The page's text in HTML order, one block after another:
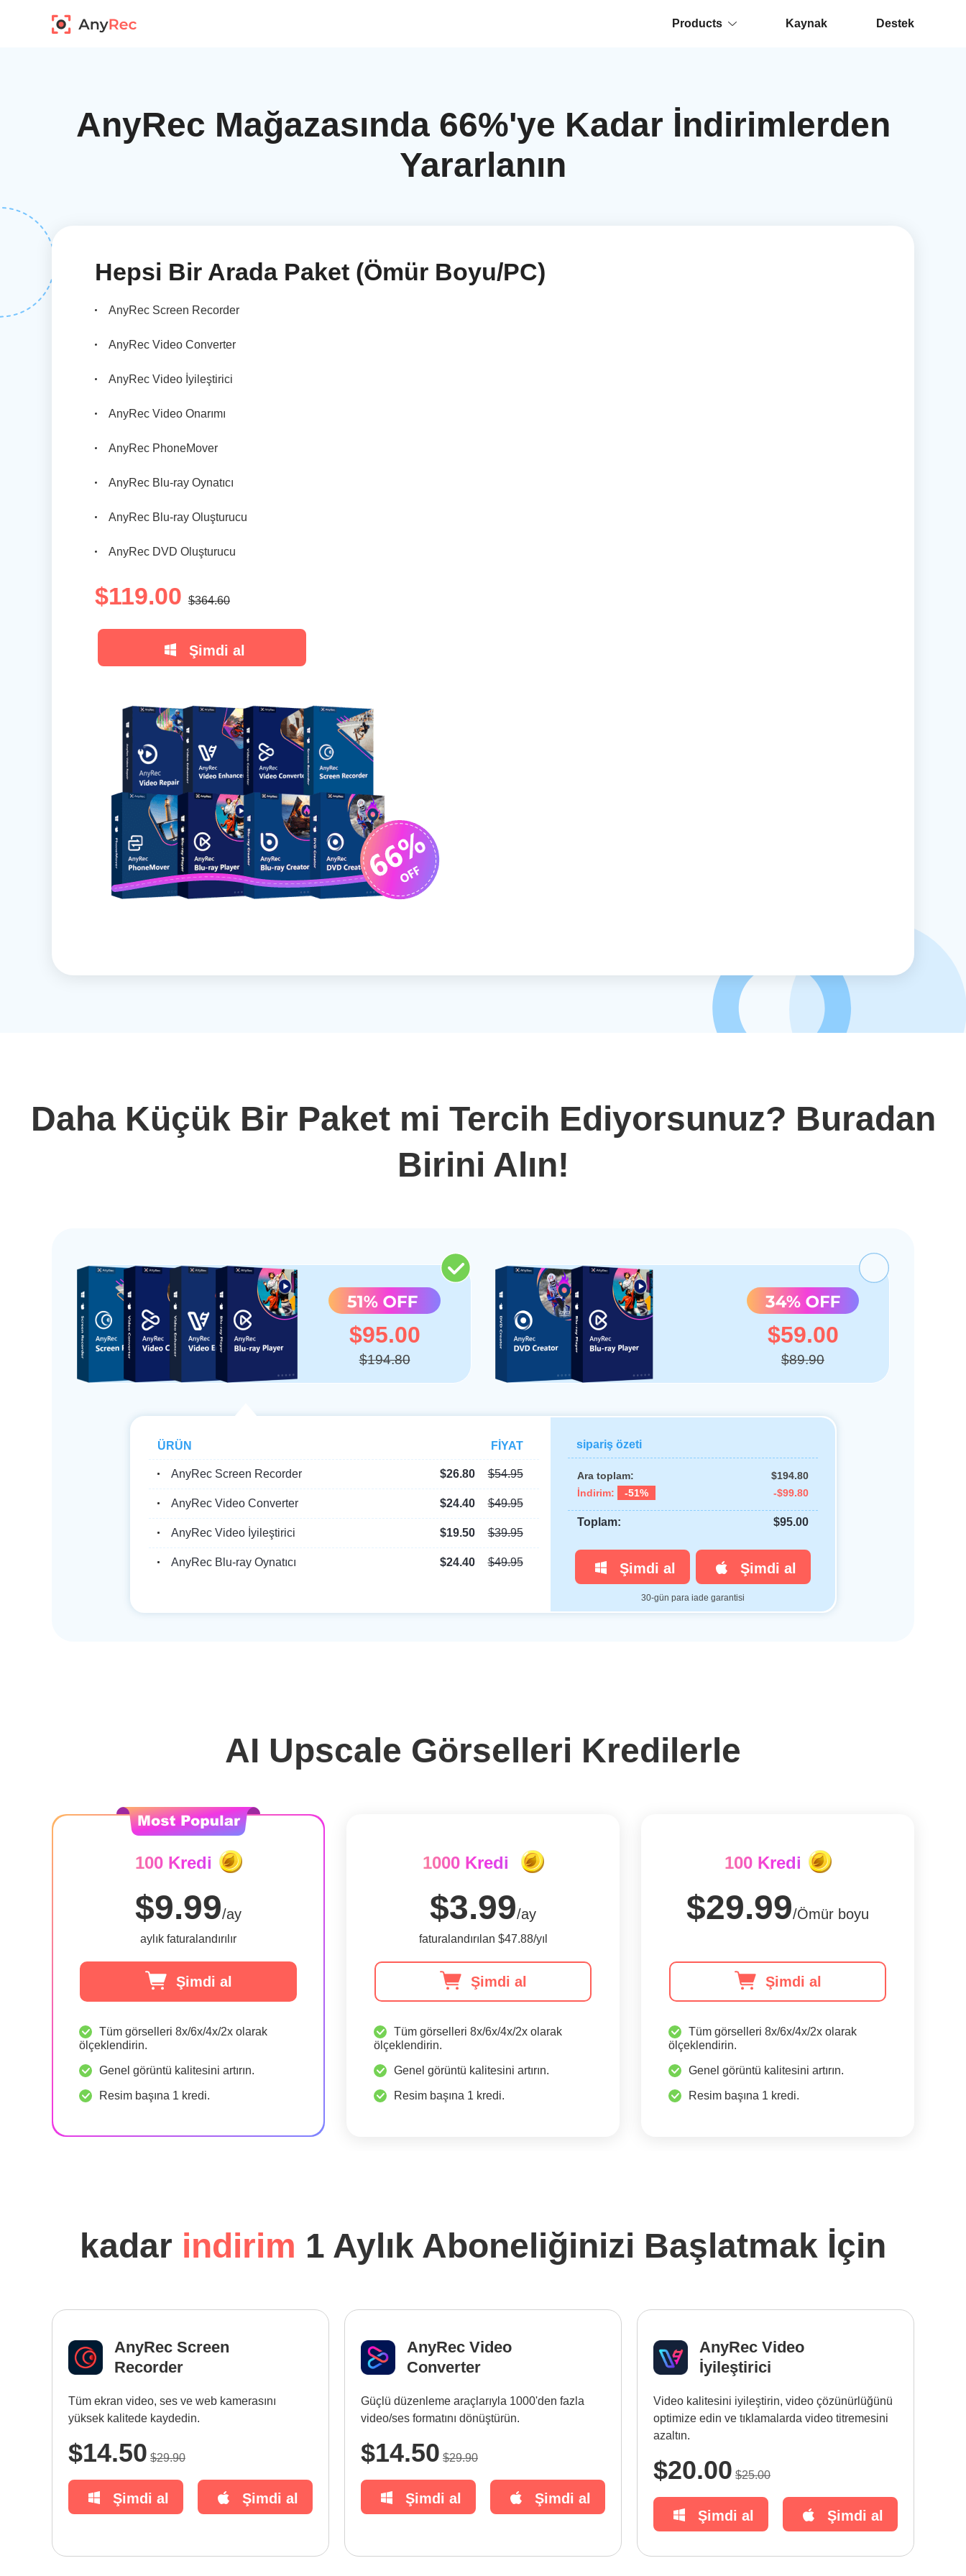
Products Kaynak Destek
AnyRec Mağazasında 66%'ye Kadar İndirimlerden
Yararlanın
Hepsi Bir Arada Paket (Ömür Boyu/PC)
AnyRec Screen Recorder
AnyRec Video Converter
AnyRec Video İyileştirici
AnyRec Video Onarımı
AnyRec PhoneMover
AnyRec Blu-ray Oynatıcı
AnyRec Blu-ray Oluşturucu
AnyRec DVD Oluşturucu
$119.00 $364.60
Şimdi al
Daha Küçük Bir Paket mi Tercih Ediyorsunuz? Buradan
Birini Alın!
$95.00
$194.80
$59.00
$89.90
ÜRÜN FİYAT
AnyRec Screen Recorder $26.80 $54.95
AnyRec Video Converter $24.40 $49.95
AnyRec Video İyileştirici $19.50 $39.95
AnyRec Blu-ray Oynatıcı $24.40 $49.95
sipariş özeti
Ara toplam:
$194.80
İndirim:
-51% -$99.80
Toplam: $95.00
Şimdi al Şimdi al
30-gün para iade garantisi
AI Upscale Görselleri Kredilerle
100 Kredi
$9.99/ay
aylık faturalandırılır
Şimdi al
Tüm görselleri 8x/6x/4x/2x olarak
ölçeklendirin.
Genel görüntü kalitesini artırın.
Resim başına 1 kredi.
1000 Kredi
$3.99/ay
faturalandırılan $47.88/yıl
Şimdi al
Tüm görselleri 8x/6x/4x/2x olarak
ölçeklendirin.
Genel görüntü kalitesini artırın.
Resim başına 1 kredi.
100 Kredi
$29.99/Ömür boyu
Şimdi al
Tüm görselleri 8x/6x/4x/2x olarak
ölçeklendirin.
Genel görüntü kalitesini artırın.
Resim başına 1 kredi.
kadar indirim 1 Aylık Aboneliğinizi Başlatmak İçin
AnyRec Screen
Recorder
Tüm ekran video, ses ve web kamerasını
yüksek kalitede kaydedin.
$14.50 $29.90
Şimdi al Şimdi al
AnyRec Video
Converter
Güçlü düzenleme araçlarıyla 1000'den fazla
video/ses formatını dönüştürün.
$14.50 $29.90
Şimdi al Şimdi al
AnyRec Video
İyileştirici
Video kalitesini iyileştirin, video çözünürlüğünü
optimize edin ve tıklamalarda video titremesini
azaltın.
$20.00 $25.00
Şimdi al Şimdi al